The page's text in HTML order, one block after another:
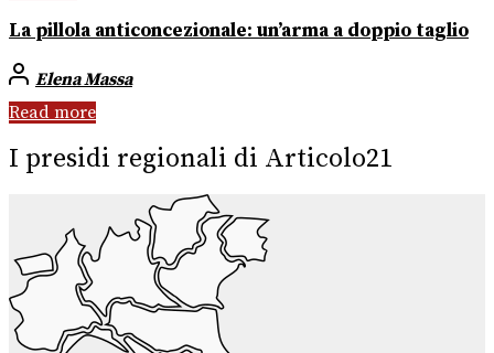
La pillola anticoncezionale: un’arma a doppio taglio
Elena Massa
Read more
I presidi regionali di Articolo21